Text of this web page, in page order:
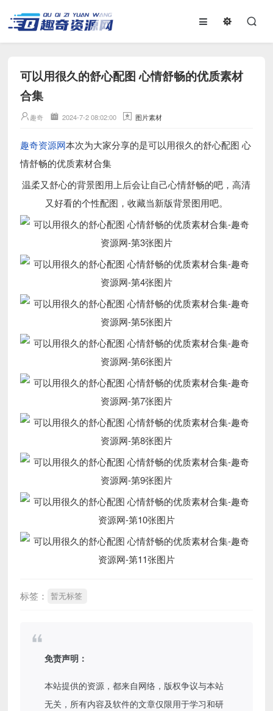
可以用很久的舒心配图 心情舒畅的优质素材
合集
趣奇 2024-7-2 08:02:00 图片素材
趣奇资源网本次为大家分享的是可以用很久的舒心配图 心
情舒畅的优质素材合集
温柔又舒心的背景图用上后会让自己心情舒畅的吧，高清
又好看的个性配图，收藏当新版背景图用吧。
标签： 暂无标签
免责声明：
本站提供的资源，都来自网络，版权争议与本站
无关，所有内容及软件的文章仅限用于学习和研